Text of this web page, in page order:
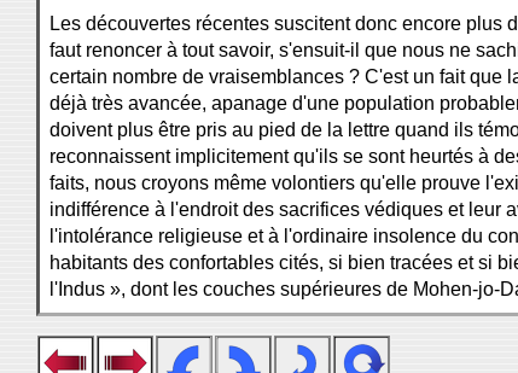
Les découvertes récentes suscitent donc encore
faut renoncer à tout savoir, s'ensuit-il que nous ne
certain nombre de vraisemblances ? C'est un fait que
déjà très avancée, apanage d'une population
doivent plus être pris au pied de la lettre quand ils
reconnaissent implicitement qu'ils se sont heurtés à
faits, nous croyons même volontiers qu'elle prouve
indifférence à l'endroit des sacrifices védiques et leur
l'intolérance religieuse et à l'ordinaire insolence du
habitants des confortables cités, si bien tracées et si
l'Indus », dont les couches supérieures de Mohen-jo-